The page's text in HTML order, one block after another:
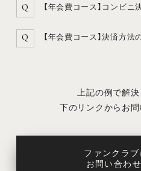
Q 【年会費コース】コンビ
Q 【年会費コース】決済方法
上記の例で解
下のリンクからお
ファンクラ
お問い合わ